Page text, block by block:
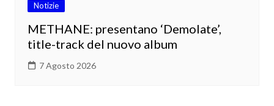
Notizie
METHANE: presentano ‘Demolate’,
title-track del nuovo album
7 Agosto 2026